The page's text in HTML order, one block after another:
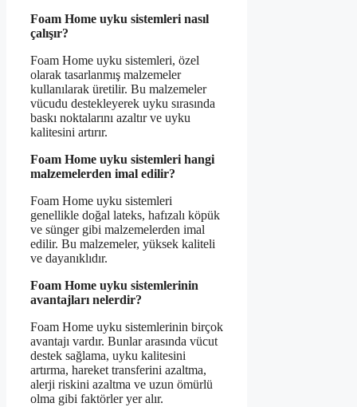
Foam Home uyku sistemleri nasıl
çalışır?
Foam Home uyku sistemleri, özel
olarak tasarlanmış malzemeler
kullanılarak üretilir. Bu malzemeler
vücudu destekleyerek uyku sırasında
baskı noktalarını azaltır ve uyku
kalitesini artırır.
Foam Home uyku sistemleri hangi
malzemelerden imal edilir?
Foam Home uyku sistemleri
genellikle doğal lateks, hafızalı köpük
ve sünger gibi malzemelerden imal
edilir. Bu malzemeler, yüksek kaliteli
ve dayanıklıdır.
Foam Home uyku sistemlerinin
avantajları nelerdir?
Foam Home uyku sistemlerinin birçok
avantajı vardır. Bunlar arasında vücut
destek sağlama, uyku kalitesini
artırma, hareket transferini azaltma,
alerji riskini azaltma ve uzun ömürlü
olma gibi faktörler yer alır.